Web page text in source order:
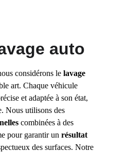
auto
considérons le lavage
art. Chaque véhicule
et adaptée à son état,
Nous utilisons des
combinées à des
pour garantir un résultat
des surfaces. Notre